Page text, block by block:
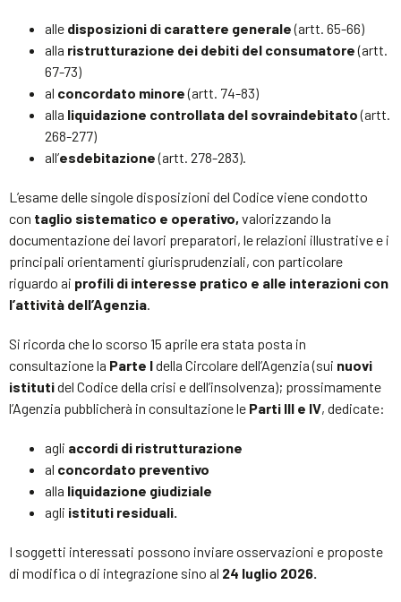
alle disposizioni di carattere generale(artt. 65-66)
alla ristrutturazione dei debiti del consumatore(artt.
67-73)
al concordato minore(artt. 74-83)
alla liquidazione controllata del sovraindebitato(artt.
268-277)
all’esdebitazione(artt. 278-283).
L’esame delle singole disposizioni del Codice viene condotto
con taglio sistematico e operativo, valorizzando la
documentazione dei lavori preparatori, le relazioni illustrative e i
principali orientamenti giurisprudenziali, con particolare
riguardo ai profili di interesse pratico e alle interazioni con
l’attività dell’Agenzia.
Si ricorda che lo scorso 15 aprile era stata posta in
consultazione la Parte Idella Circolare dell’Agenzia (sui nuovi
istitutidel Codice della crisi e dell’insolvenza); prossimamente
l’Agenzia pubblicherà in consultazione le Parti III e IV, dedicate:
agli accordi di ristrutturazione
al concordato preventivo
alla liquidazione giudiziale
agli istituti residuali.
I soggetti interessati possono inviare osservazioni e proposte
di modifica o di integrazione sino al 24 luglio 2026.